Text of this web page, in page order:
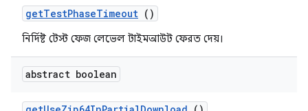
getTestPhaseTimeout ()
নির্দিষ্ট টেস্ট ফেজ লেভেল টাইমআউট ফেরত দেয়।
abstract boolean